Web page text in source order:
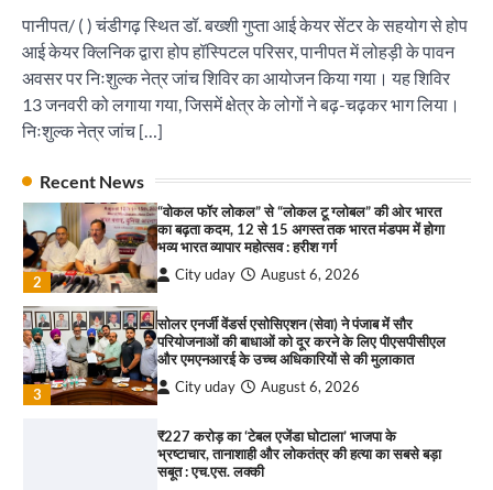
पानीपत/ ( ) चंडीगढ़ स्थित डॉ. बख्शी गुप्ता आई केयर सेंटर के सहयोग से होप
आई केयर क्लिनिक द्वारा होप हॉस्पिटल परिसर, पानीपत में लोहड़ी के पावन
अवसर पर निःशुल्क नेत्र जांच शिविर का आयोजन किया गया। यह शिविर
13 जनवरी को लगाया गया, जिसमें क्षेत्र के लोगों ने बढ़-चढ़कर भाग लिया।
निःशुल्क नेत्र जांच […]
Recent News
4
सबूत : एच.एस. लक्की
City uday August 6, 2026
इंडियन नेशनल थियेटर द्वारा 9 अगस्त को होगा ‘वर्षा ऋतु
संगीत संध्या 2026’ का आयोजन
2
“वोकल फॉर लोकल” से “लोकल टू ग्लोबल” की ओर भारत
का बढ़ता कदम, 12 से 15 अगस्त तक भारत मंडपम में होगा
भव्य भारत व्यापार महोत्सव : हरीश गर्ग
City uday August 6, 2026
3
सोलर एनर्जी वेंडर्स एसोसिएशन (सेवा) ने पंजाब में सौर
परियोजनाओं की बाधाओं को दूर करने के लिए पीएसपीसीएल
और एमएनआरई के उच्च अधिकारियों से की मुलाकात
City uday August 6, 2026
₹227 करोड़ का ‘टेबल एजेंडा घोटाला’ भाजपा के
भ्रष्टाचार, तानाशाही और लोकतंत्र की हत्या का सबसे बड़ा
सबूत : एच.एस. लक्की
2
पारस हेल्थ पंचकूला ने ‘तिरंगा यात्रा 2025’ का हरियाणा से
आयाम
City uday August 13, 2025
3
सरकारी आदर्श उच्च विद्यालय, सैक्टर 34-सी, चण्डीगढ़ में
कार्यक्रम आयोजित
City uday August 6, 2025
राहुल गाँधी ने खाई है वैश्विक मंच पर भारत को कमजोर करने
की कसम: देवशाली